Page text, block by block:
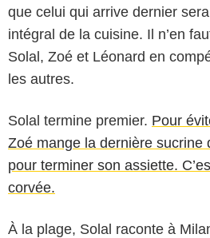
que celui qui arrive dernier
intégral de la cuisine. Il n’en
Solal, Zoé et Léonard en
les autres.
Solal termine premier. Pour
Zoé mange la dernière sucrine
pour terminer son assiette.
corvée.
À la plage, Solal raconte à